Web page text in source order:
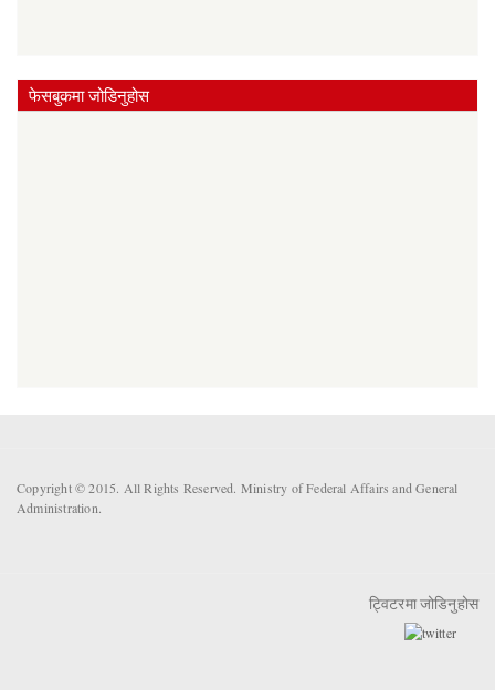
फेसबुकमा जोडिनुहोस
Copyright © 2015. All Rights Reserved. Ministry of Federal Affairs and General
Administration.
ट्विटरमा जोडिनुहोस